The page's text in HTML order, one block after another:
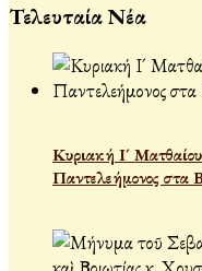
Τελευταία Νέα
Κυριακή Ι´
Παντελεήμονος στα